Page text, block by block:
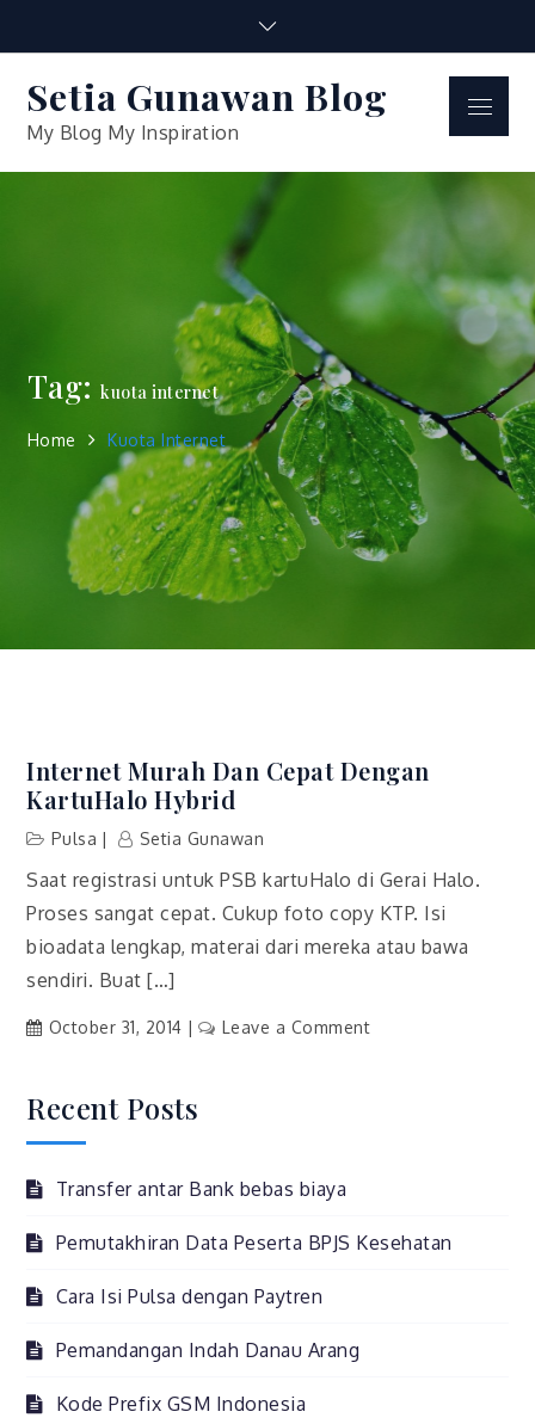
Setia Gunawan Blog
My Blog My Inspiration
Menu
Tag: kuota internet
Home Kuota Internet
Internet Murah Dan Cepat Dengan
KartuHalo Hybrid
Pulsa Setia Gunawan
Saat registrasi untuk PSB kartuHalo di Gerai Halo.
Proses sangat cepat. Cukup foto copy KTP. Isi
bioadata lengkap, materai dari mereka atau bawa
sendiri. Buat […]
October 31, 2014 Leave a Commenton
Recent Posts
Transfer antar Bank bebas biaya
Pemutakhiran Data Peserta BPJS Kesehatan
Cara Isi Pulsa dengan Paytren
Pemandangan Indah Danau Arang
Kode Prefix GSM Indonesia